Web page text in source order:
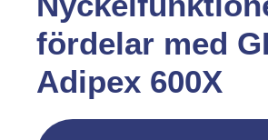
fördelar med
Adipex 600X